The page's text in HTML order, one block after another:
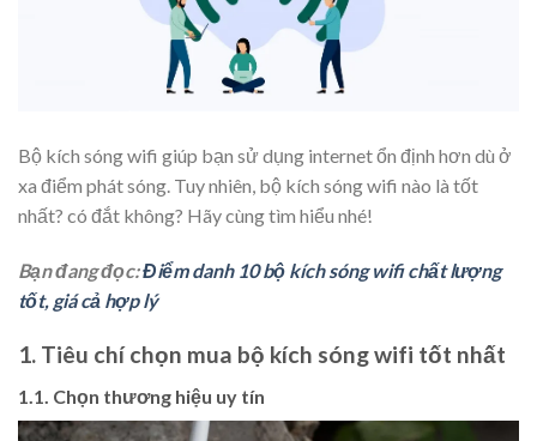
Bộ kích sóng wifi giúp bạn sử dụng internet ổn định hơn dù ở
xa điểm phát sóng. Tuy nhiên, bộ kích sóng wifi nào là tốt
nhất? có đắt không? Hãy cùng tìm hiểu nhé!
Bạn đang đọc:Điểm danh 10 bộ kích sóng wifi chất lượng
tốt, giá cả hợp lý
1. Tiêu chí chọn mua bộ kích sóng wifi tốt nhất
1.1. Chọn thương hiệu uy tín